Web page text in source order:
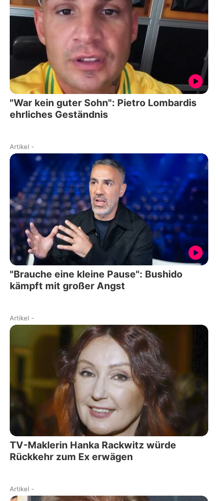
"War kein guter Sohn": Pietro Lombardis
ehrliches Geständnis
Artikel -
"Brauche eine kleine Pause": Bushido
kämpft mit großer Angst
Artikel -
TV-Maklerin Hanka Rackwitz würde
Rückkehr zum Ex erwägen
Artikel -